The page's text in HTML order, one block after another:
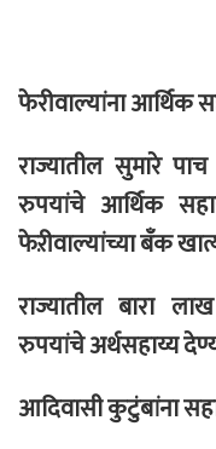
फेरीवाल्यांना आर्थिक
राज्यातील सुमारे
रुपयांचे आर्थिक
फेऱीवाल्यांच्या बँक
राज्यातील बारा
रुपयांचे अर्थसहाय्य
आदिवासी कुटुंबांना